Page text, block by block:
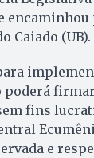
encaminhou
Caiado
poderá
fins
e